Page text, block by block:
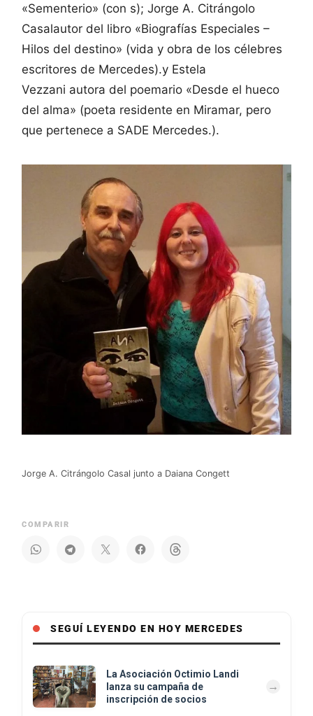
«Sementerio» (con s); Jorge A. Citrángolo
Casalautor del libro «Biografías Especiales –
Hilos del destino» (vida y obra de los célebres
escritores de Mercedes).y Estela
Vezzani autora del poemario «Desde el hueco
del alma» (poeta residente en Miramar, pero
que pertenece a SADE Mercedes.).
Jorge A. Citrángolo Casal junto a Daiana Congett
COMPARIR
SEGUÍ LEYENDO EN HOY MERCEDES
La Asociación Octimio Landi
lanza su campaña de
inscripción de socios